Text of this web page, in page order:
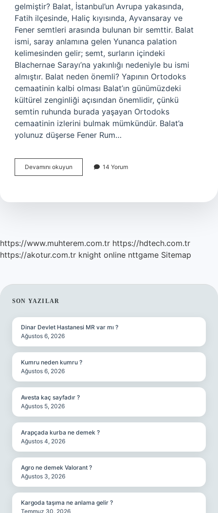
gelmiştir? Balat, İstanbul’un Avrupa yakasında,
Fatih ilçesinde, Haliç kıyısında, Ayvansaray ve
Fener semtleri arasında bulunan bir semttir. Balat
ismi, saray anlamına gelen Yunanca palation
kelimesinden gelir; semt, surların içindeki
Blachernae Sarayı’na yakınlığı nedeniyle bu ismi
almıştır. Balat neden önemli? Yapının Ortodoks
cemaatinin kalbi olması Balat’ın günümüzdeki
kültürel zenginliği açısından önemlidir, çünkü
semtin ruhunda burada yaşayan Ortodoks
cemaatinin izlerini bulmak mümkündür. Balat’a
yolunuz düşerse Fener Rum…
Devamını okuyun
Kimdir
14 Yorum
https://www.muhterem.com.tr https://hdtech.com.tr
https://akotur.com.tr knight online nttgame Sitemap
SIDEBAR
SON YAZILAR
Dinar Devlet Hastanesi MR var mı ?
Ağustos 6, 2026
Kumru neden kumru ?
Ağustos 6, 2026
Avesta kaç sayfadır ?
Ağustos 5, 2026
Arapçada kurba ne demek ?
Ağustos 4, 2026
Agro ne demek Valorant ?
Ağustos 3, 2026
Kargoda taşıma ne anlama gelir ?
Temmuz 30, 2026